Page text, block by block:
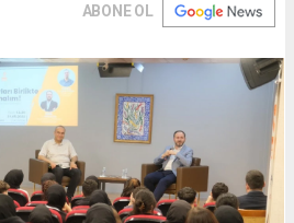
ABONE OL